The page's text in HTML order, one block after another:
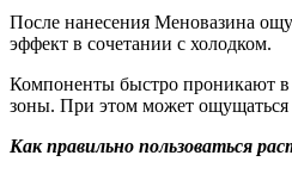
После нанесения Меновазина
эффект в сочетании с холодком.
Компоненты быстро проникают в
зоны. При этом может
Как правильно пользоваться